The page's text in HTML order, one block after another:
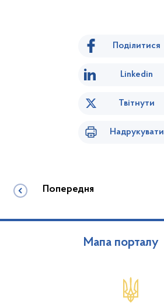
Поділитися
Linkedin
Твітнути
Надрукувати
Попередня
Мапа порталу